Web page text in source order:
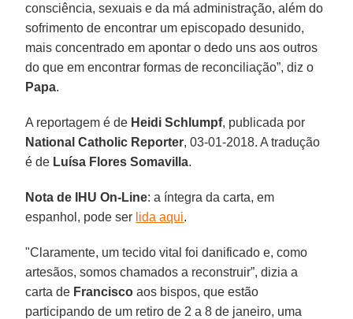
consciência, sexuais e da má administração, além do
sofrimento de encontrar um episcopado desunido,
mais concentrado em apontar o dedo uns aos outros
do que em encontrar formas de reconciliação”, diz o
Papa.
A reportagem é de Heidi Schlumpf, publicada por
National Catholic Reporter, 03-01-2018. A tradução
é de Luísa Flores Somavilla.
Nota de IHU On-Line: a íntegra da carta, em
espanhol, pode ser lida aqui.
"Claramente, um tecido vital foi danificado e, como
artesãos, somos chamados a reconstruir”, dizia a
carta de Francisco aos bispos, que estão
participando de um retiro de 2 a 8 de janeiro, uma